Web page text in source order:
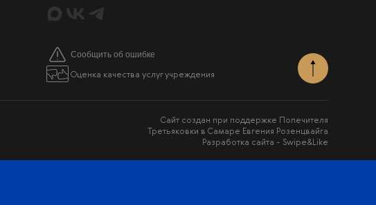
Сообщить об ошибке
Оценка качества услуг учреждения
Сайт создан при поддержке Попечителя
Третьяковки в Самаре Евгения Розенцвайга
Разработка сайта - Swipe&Like